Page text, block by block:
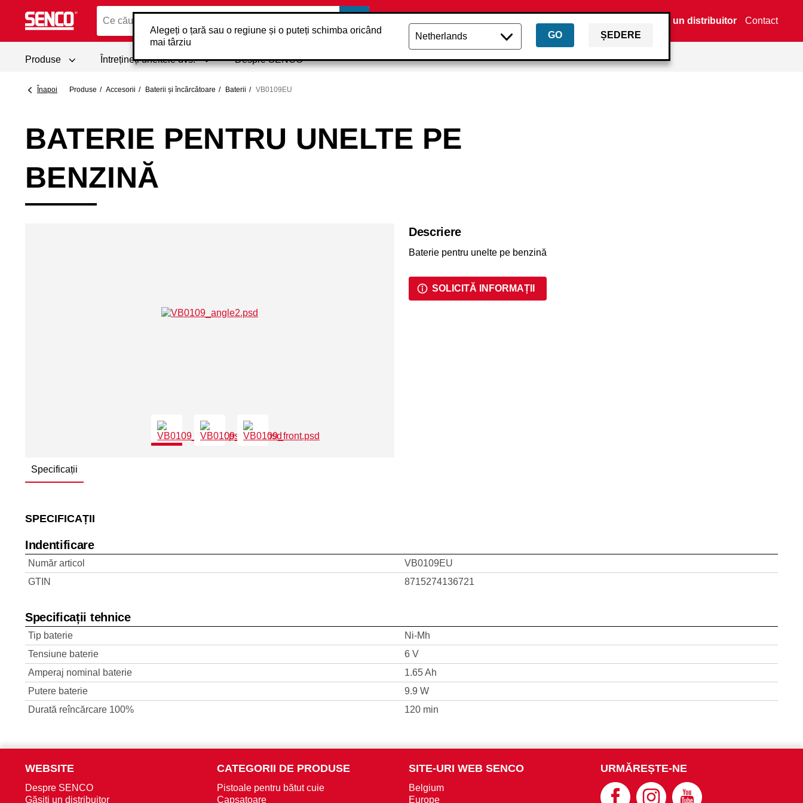
Alegeți o țară sau o regiune și o puteți schimba oricând
mai târziu
GO ȘEDERE
Găsiți un distribuitor Contact
Produse Întrețineți uneltele dvs. Despre SENCO
Înapoi Produse Accesorii Baterii și încărcătoare Baterii VB0109EU
BATERIE PENTRU UNELTE PE
BENZINĂ
Descriere
Baterie pentru unelte pe benzină
SOLICITĂ INFORMAȚII
Specificații
SPECIFICAȚII
Indentificare
Număr articol
VB0109EU
GTIN
8715274136721
Specificații tehnice
Tip baterie
Ni-Mh
Tensiune baterie
6 V
Amperaj nominal baterie
1.65 Ah
Putere baterie
9.9 W
Durată reîncărcare 100%
120 min
WEBSITE
Despre SENCO
Găsiți un distribuitor
CATEGORII DE PRODUSE
Pistoale pentru bătut cuie
Capsatoare
SITE-URI WEB SENCO
Belgium
Europe
URMĂREȘTE-NE